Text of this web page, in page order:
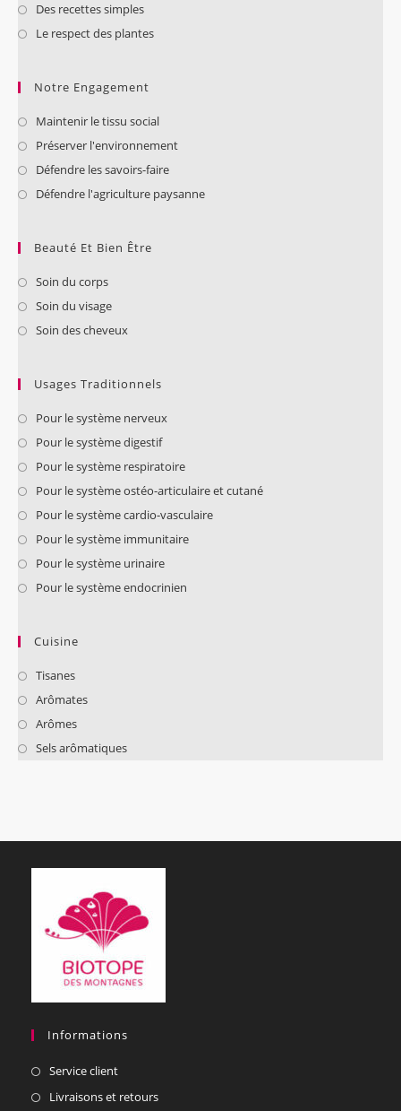
Des recettes simples
Le respect des plantes
Notre Engagement
Maintenir le tissu social
Préserver l'environnement
Défendre les savoirs-faire
Défendre l'agriculture paysanne
Beauté Et Bien Être
Soin du corps
Soin du visage
Soin des cheveux
Usages Traditionnels
Pour le système nerveux
Pour le système digestif
Pour le système respiratoire
Pour le système ostéo-articulaire et cutané
Pour le système cardio-vasculaire
Pour le système immunitaire
Pour le système urinaire
Pour le système endocrinien
Cuisine
Tisanes
Arômates
Arômes
Sels arômatiques
Informations
Service client
Livraisons et retours